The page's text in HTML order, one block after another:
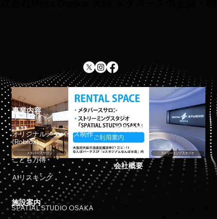
事業内容
リアルイベント開催
オリジナルメタバース制作
(Roblox)
こども万博
AIリスキング
施設案内
SPATIAL STUDIO OSAKA
ホーム
採用情報
お知らせ
会社概要